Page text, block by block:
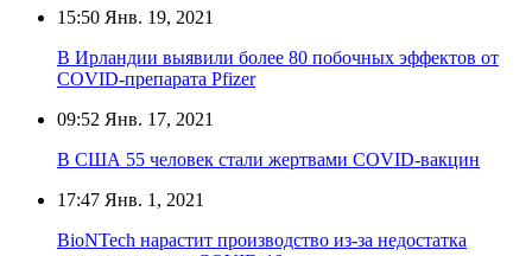
15:50 Янв. 19, 2021
В Ирландии выявили более 80 побочных эффектов от
COVID-препарата Pfizer
09:52 Янв. 17, 2021
В США 55 человек стали жертвами COVID-вакцин
17:47 Янв. 1, 2021
BioNTech нарастит производство из-за недостатка